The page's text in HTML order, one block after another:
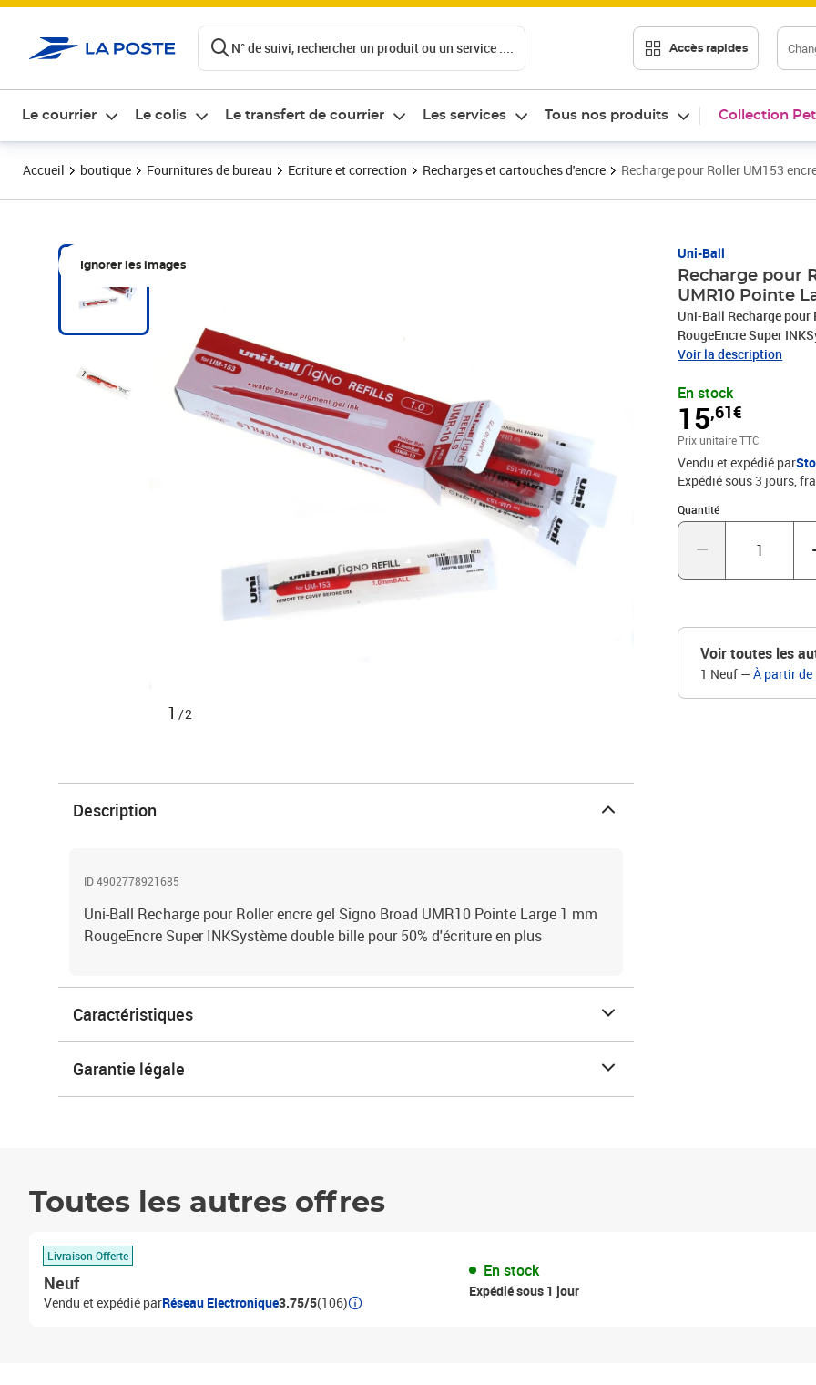
N° de suivi, rechercher un produit ou un service .... Accès rapides
Le courrier Le colis Le transfert de courrier Les services Tous nos produits Collection
Accueil boutique Fournitures de bureau Ecriture et correction Recharges et cartouches d'encre Recharge pour Roller UM153
Ignorer les images
1 /2
Uni-Ball
Recharge pour
UMR10 Pointe
Uni-Ball Recharge pour
RougeEncre Super
Voir la description
En stock
15,61€
Prix 15,61€
Prix unitaire TTC
Vendu et expédié par
Expédié sous 3 jours,
Quantité
Quantité : 1
Voir toutes les
1 Neuf —À partir de
Description
ID 4902778921685
Uni-Ball Recharge pour Roller encre gel Signo Broad UMR10 Pointe Large 1 mm
RougeEncre Super INKSystème double bille pour 50% d'écriture en plus
Caractéristiques
Garantie légale
Toutes les autres offres
Livraison Offerte
Neuf
Vendu et expédié parRéseau Electronique3.75/5(106)
En stock
Expédié sous 1 jour